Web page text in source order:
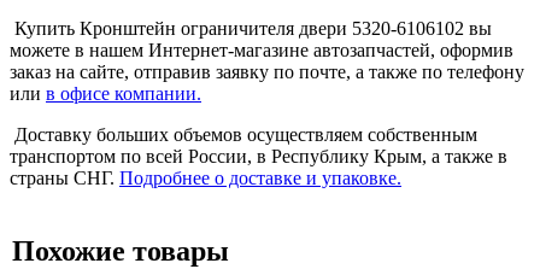
Купить Кронштейн ограничителя двери 5320-6106102 вы
можете в нашем Интернет-магазине автозапчастей, оформив
заказ на сайте, отправив заявку по почте, а также по телефону
или в офисе компании.
Доставку больших объемов осуществляем собственным
транспортом по всей России, в Республику Крым, а также в
страны СНГ. Подробнее о доставке и упаковке.
Похожие товары